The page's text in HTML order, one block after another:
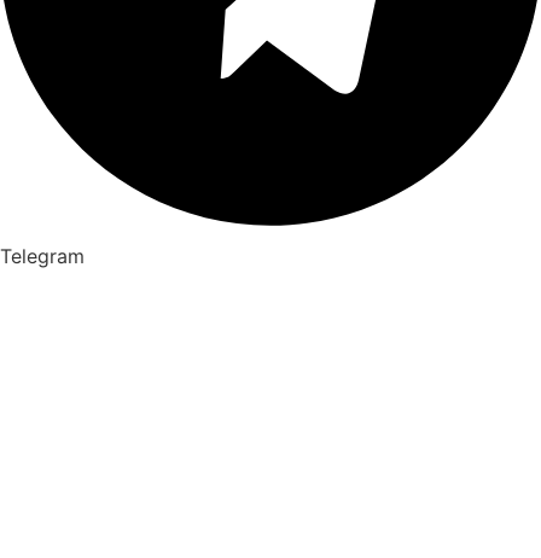
Telegram